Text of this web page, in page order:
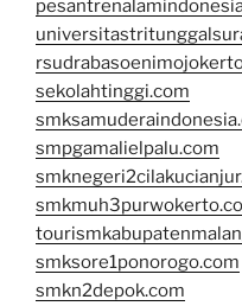
sekolahtinggi.com
smpgamalielpalu.com
smksore1ponorogo.com
smkn2depok.com